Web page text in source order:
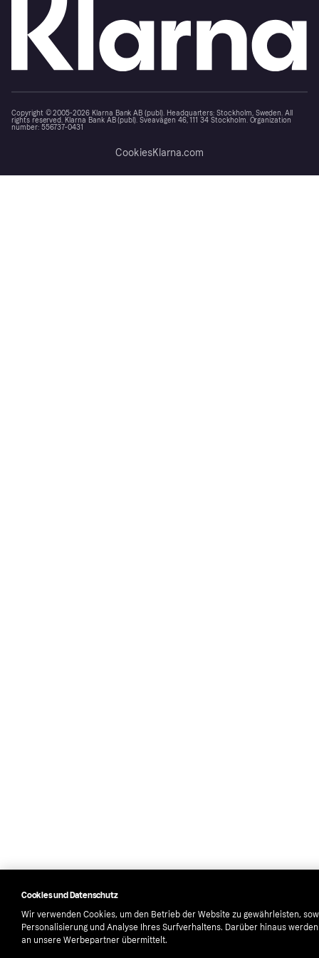
Copyright © 2005-2026 Klarna Bank AB (publ). Headquarters: Stockholm, Sweden. All
rights reserved. Klarna Bank AB (publ). Sveavägen 46, 111 34 Stockholm. Organization
number: 556737-0431
CookiesKlarna.com
Cookies und Datenschutz
Wir verwenden Cookies, um den Betrieb der Website zu gewährleisten,
Personalisierung und Analyse Ihres Surfverhaltens. Darüber hinaus
an unsere Werbepartner übermittelt.